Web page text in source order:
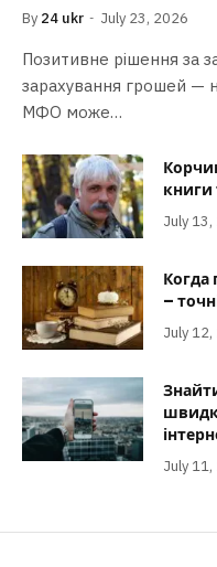
By 24 ukr July 23, 2026
Позитивне рішення за
зарахування грошей —
МФО може…
книги
July
Когда
–
July
July